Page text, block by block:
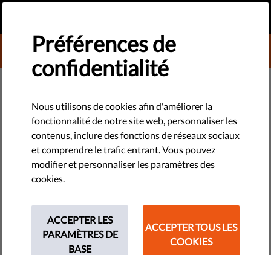
DONATE TO LIBERTIES
Guide de survie face à
l'autoritarisme - Épisode 14.
Ne laissez pas le gouvernements autoritaires construire des
et l'aliénation. Regardez le dernier épisode de notre Guide de
Préférences de
confidentialité
Nous utilisons de cookies afin d'améliorer la
fonctionnalité de notre site web, personnaliser les
contenus, inclure des fonctions de réseaux sociaux
et comprendre le trafic entrant. Vous pouvez
modifier et personnaliser les paramètres des
cookies.
ACCEPTER LES
PARAMÈTRES DE
BASE
ACCEPTER TOUS LES
COOKIES